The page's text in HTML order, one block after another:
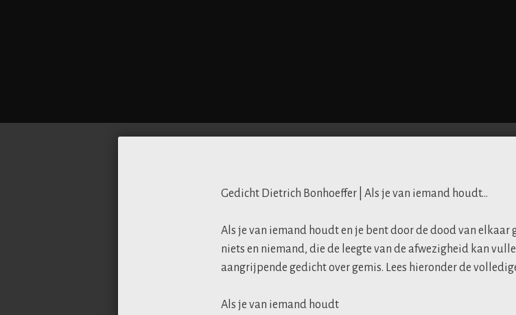
Gedicht Dietrich Bonhoeffer | Als je van iemand houdt…
Als je van iemand houdt en je bent door de dood van elkaar
niets en niemand, die de leegte van de afwezigheid kan
aangrijpende gedicht over gemis. Lees hieronder de
Als je van iemand houdt